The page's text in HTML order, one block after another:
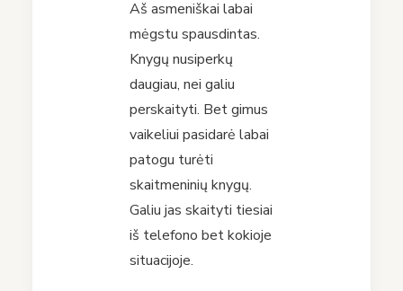
Aš asmeniškai labai
mėgstu spausdintas.
Knygų nusiperkų
daugiau, nei galiu
perskaityti. Bet gimus
vaikeliui pasidarė labai
patogu turėti
skaitmeninių knygų.
Galiu jas skaityti tiesiai
iš telefono bet kokioje
situacijoje.